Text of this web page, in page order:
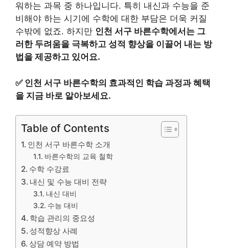
워하는 과목 중 하나입니다. 특히 내신과 수능을 준
비해야 하는 시기에 수학에 대한 부담은 더욱 커질
수밖에 없죠. 하지만 인천 서구 바른수학에서는 그
러한 두려움을 극복하고 성적 향상을 이끌어 내는 방
법을 제공하고 있어요.
✅ 인천 서구 바른수학의 효과적인 학습 과정과 혜택
을 지금 바로 알아보세요.
Table of Contents
인천 서구 바른수학 소개
바른수학의 교육 철학
수학 수강료
내신 및 수능 대비 전략
내신 대비
수능 대비
학습 관리의 중요성
성적향상 사례
상담 예약 방법